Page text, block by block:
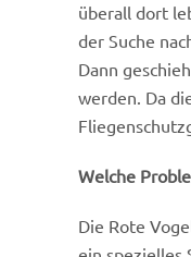
überall dort
der Suche
Dann
werden. Da
Welche
Die Rote